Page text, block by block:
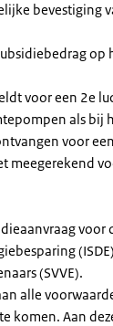
bevestiging
op
voor een 2e
als bij
voor
meegerekend
voor
(SVVE).
alle
komen. Aan